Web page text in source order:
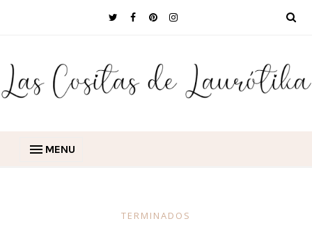
MENU
TERMINADOS